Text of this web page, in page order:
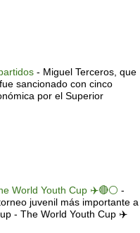
- Miguel Terceros, que
sancionado con cinco
por el Superior
World Youth Cup ✈️🔴⚪️ -
juvenil más importante a
- The World Youth Cup ✈️